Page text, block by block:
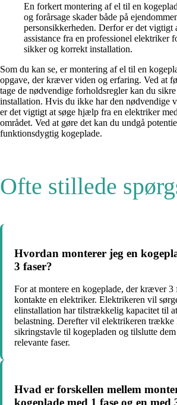
En forkert montering af el til en
og forårsage skader både på
personsikkerheden. Derfor er det vigtigt
assistance fra en professionel elektriker
sikker og korrekt installation.
Som du kan se, er montering af el til en
opgave, der kræver viden og erfaring. Ved at
tage de nødvendige forholdsregler kan du
installation. Hvis du ikke har den nødvendige
er det vigtigt at søge hjælp fra en elektriker
området. Ved at gøre det kan du undgå
funktionsdygtig kogeplade.
Ofte stillede
Hvordan monterer jeg en
3 faser?
For at montere en kogeplade, der kræver 3
kontakte en elektriker. Elektrikeren vil
elinstallation har tilstrækkelig kapacitet til
belastning. Derefter vil elektrikeren trække
sikringstavle til kogepladen og tilslutte
relevante faser.
Hvad er forskellen mellem
kogeplade med 1 fase og en med